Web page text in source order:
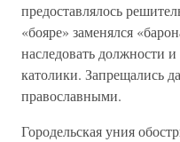
предоставлялось
«бояре» заменялся
наследовать должности
католики. Запрещались
православными.
Городельская уния